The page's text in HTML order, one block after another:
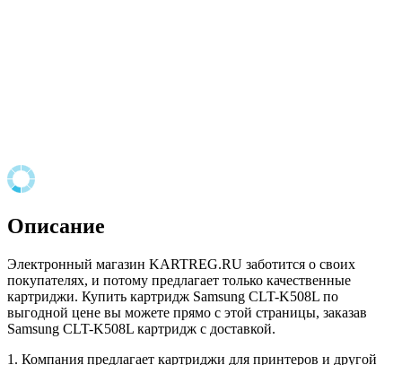
Описание
Электронный магазин KARTREG.RU заботится о своих
покупателях, и потому предлагает только качественные
картриджи. Купить картридж Samsung CLT-K508L по
выгодной цене вы можете прямо с этой страницы, заказав
Samsung CLT-K508L картридж с доставкой.
1. Компания предлагает картриджи для принтеров и другой